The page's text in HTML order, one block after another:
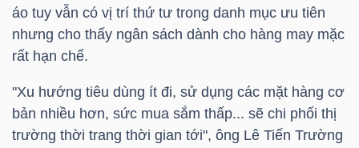
áo tuy vẫn có vị trí thứ tư trong danh mục ưu tiên
nhưng cho thấy ngân sách dành cho hàng may mặc
rất hạn chế.
"Xu hướng tiêu dùng ít đi, sử dụng các mặt hàng cơ
bản nhiều hơn, sức mua sắm thấp... sẽ chi phối thị
trường thời trang thời gian tới", ông Lê Tiến Trường
NĂNG
LƯỢNG